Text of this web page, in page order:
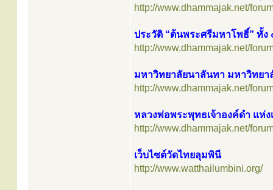
http://www.dhammajak.net/
ประวัติ “ต้นพระศรีมหาโพธิ์” ทั้
http://www.dhammajak.net/
มหาวิทยาลัยนาลันทา มหาวิทยา
http://www.dhammajak.net/
หลวงพ่อพระพุทธเจ้าองค์ดำ แห่
http://www.dhammajak.net/
เว็บไซต์วัดไทยลุมพินี
http://www.watthailumbini.org/